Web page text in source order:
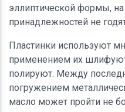
эллиптической формы,
принадлежностей не
Пластинки используют
применением их
полируют. Между
погружением
масло может пройти не